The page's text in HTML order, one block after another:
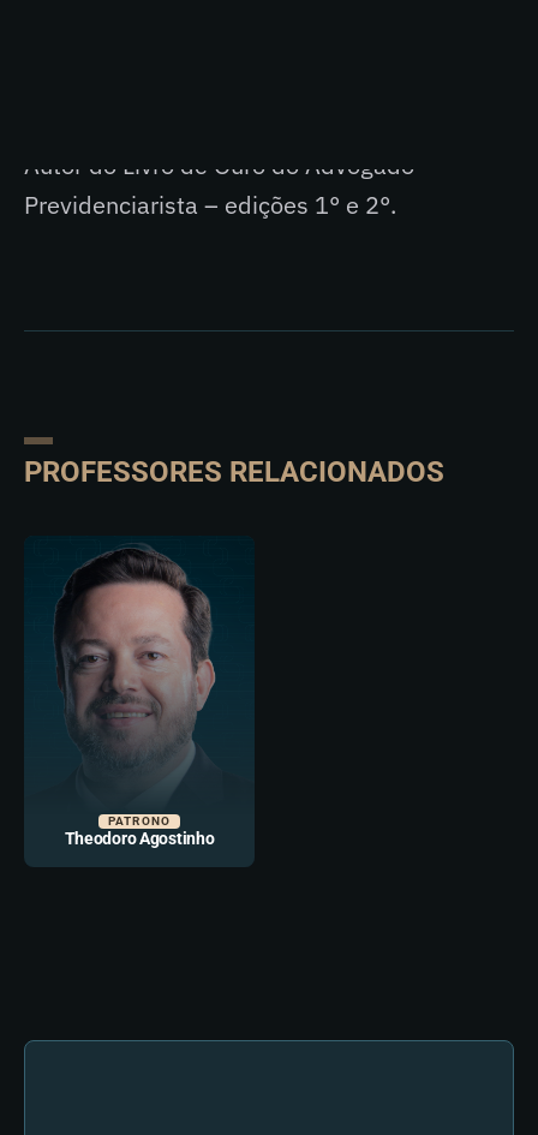
Autor do Livro de Ouro do Advogado
Previdenciarista – edições 1° e 2°.
PROFESSORES RELACIONADOS
PATRONO
Theodoro Agostinho